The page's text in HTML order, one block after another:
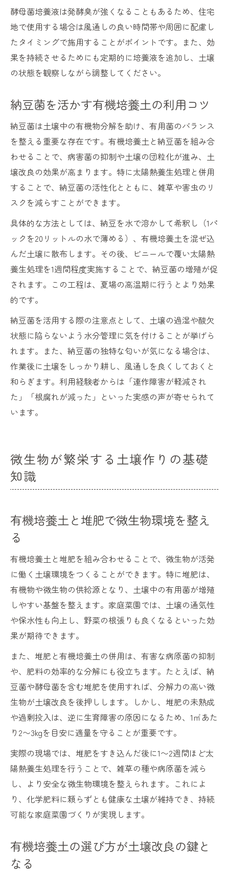
酵母菌培養液は発酵臭が強くなることもあるため、住宅
地で使用する場合は風通しの良い時間帯や周囲に配慮し
たタイミングで施用することがポイントです。また、効
果を持続させるためにも定期的に培養液を追加し、土壌
の状態を観察しながら調整してください。
納豆菌を活かす有機培養土の利用コツ
納豆菌は土壌中の有機物分解を助け、有用菌のバランス
を整える重要な存在です。有機培養土と納豆菌を組み合
わせることで、病害菌の抑制や土壌の団粒化が進み、土
壌改良の効果が高まります。特に太陽熱養生処理と併用
することで、納豆菌の活性化とともに、雑草や害虫のリ
スクを減らすことができます。
具体的な方法としては、納豆を水で溶かして希釈し（1パ
ックを20リットルの水で薄める）、有機培養土を混ぜ込
んだ土壌に散布します。その後、ビニールで覆い太陽熱
養生処理を1週間程度実施することで、納豆菌の増殖が促
されます。この工程は、夏場の高温期に行うとより効果
的です。
納豆菌を活用する際の注意点として、土壌の過湿や酸欠
状態に陥らないよう水分管理に気を付けることが挙げら
れます。また、納豆菌の独特な匂いが気になる場合は、
作業後に土壌をしっかり耕し、風通しを良くしておくと
和らぎます。利用経験者からは「連作障害が軽減され
た」「根腐れが減った」といった実感の声が寄せられて
います。
微生物が繁栄する土壌作りの基礎
知識
有機培養土と堆肥で微生物環境を整え
る
有機培養土と堆肥を組み合わせることで、微生物が活発
に働く土壌環境をつくることができます。特に堆肥は、
有機物や微生物の供給源となり、土壌中の有用菌が増殖
しやすい基盤を整えます。家庭菜園では、土壌の通気性
や保水性も向上し、野菜の根張りも良くなるといった効
果が期待できます。
また、堆肥と有機培養土の併用は、有害な病原菌の抑制
や、肥料の効率的な分解にも役立ちます。たとえば、納
豆菌や酵母菌を含む堆肥を使用すれば、分解力の高い微
生物が土壌改良を後押しします。しかし、堆肥の未熟成
や過剰投入は、逆に生育障害の原因になるため、1㎡あた
り2〜3kgを目安に適量を守ることが重要です。
実際の現場では、堆肥をすき込んだ後に1〜2週間ほど太
陽熱養生処理を行うことで、雑草の種や病原菌を減ら
し、より安全な微生物環境を整えられます。これによ
り、化学肥料に頼らずとも健康な土壌が維持でき、持続
可能な家庭菜園づくりが実現します。
有機培養土の選び方が土壌改良の鍵と
なる